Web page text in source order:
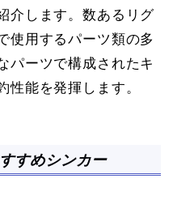
介します。数あるリグ
使用するパーツ類の多
パーツで構成されたキ
性能を発揮します。
すめシンカー